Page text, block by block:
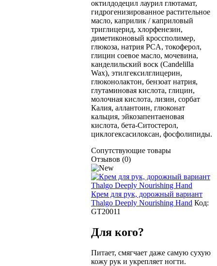
октилдодецил лаурил глютамат,
гидрогенизированное растительное
масло, каприлик / каприловый
триглицерид, хлорфенезин,
диметиконовый кроссполимер,
глюкоза, натрия PCA, токоферол,
глицин соевое масло, мочевина,
канделильский воск (Candelilla
Wax), этилгексилглицерин,
глюконолактон, бензоат натрия,
глутаминовая кислота, глицин,
молочная кислота, лизин, сорбат
Калия, аллантоин, глюконат
кальция, эйкозапентаеновая
кислота, бета-Ситостерол,
циклогексасилоксан, фосфолипиды.
Сопутствующие товары
Отзывов (0)
Крем для рук, дорожный вариант
Thalgo Deeply Nourishing Hand Код:
GТ20011
Для кого?
Питает, смягчает даже самую сухую
кожу рук и укрепляет ногти.